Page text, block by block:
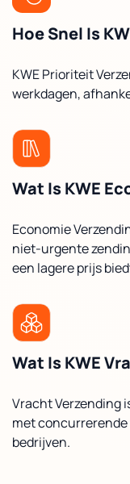
Hoe Snel Is
KWE Prioriteit
werkdagen,
Wat Is KWE
Economie
niet-urgente
een lagere prijs
Wat Is KWE
Vracht Verzending
met
bedrijven.